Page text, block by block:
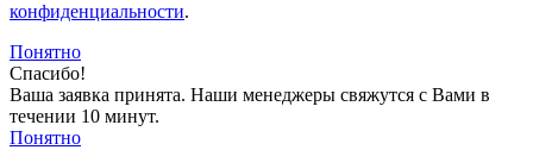
конфиденциальности.
Понятно
Спасибо!
Ваша заявка принята. Наши менеджеры свяжутся с Вами в
течении 10 минут.
Понятно